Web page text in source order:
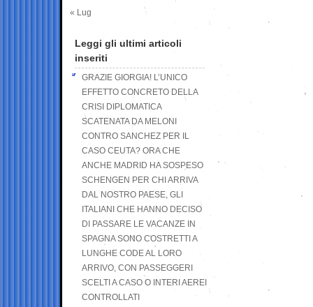
« Lug
Leggi gli ultimi articoli
inseriti
GRAZIE GIORGIA! L’UNICO
EFFETTO CONCRETO DELLA
CRISI DIPLOMATICA
SCATENATA DA MELONI
CONTRO SANCHEZ PER IL
CASO CEUTA? ORA CHE
ANCHE MADRID HA SOSPESO
SCHENGEN PER CHI ARRIVA
DAL NOSTRO PAESE, GLI
ITALIANI CHE HANNO DECISO
DI PASSARE LE VACANZE IN
SPAGNA SONO COSTRETTI A
LUNGHE CODE AL LORO
ARRIVO, CON PASSEGGERI
SCELTI A CASO O INTERI AEREI
CONTROLLATI